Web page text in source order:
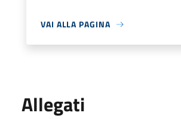
VAI ALLA PAGINA
Allegati